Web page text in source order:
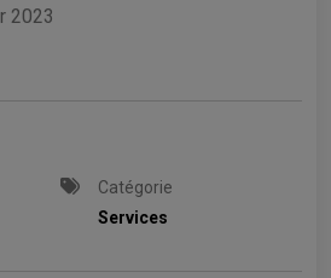
2023
Catégorie
Services